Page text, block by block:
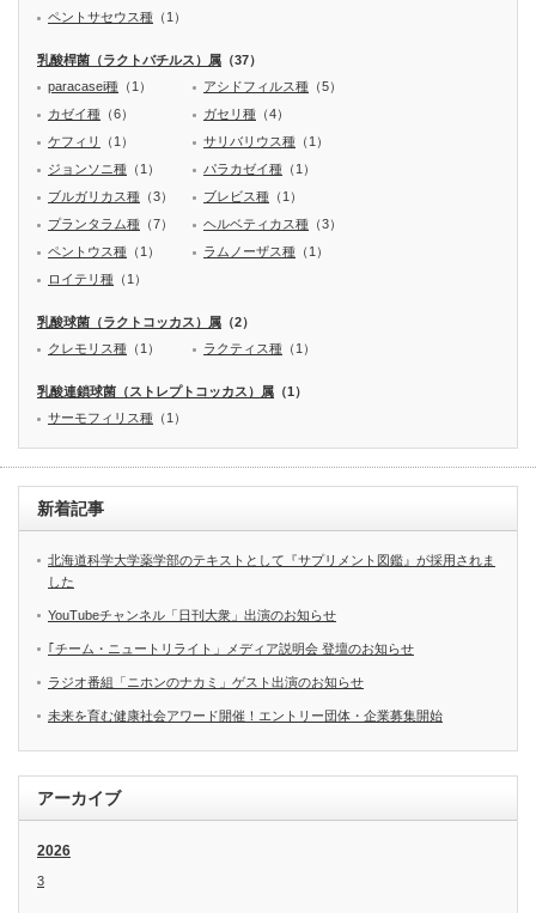
ペントサセウス種 （1）
乳酸桿菌（ラクトバチルス）属 （37）
paracasei種 （1） アシドフィルス種 （5）
カゼイ種 （6） ガセリ種 （4）
ケフィリ
（1） サリバリウス種 （1）
ジョンソニ種 （1） パラカゼイ種 （1）
ブルガリカス種 （3） ブレビス種 （1）
プランタラム種 （7） ヘルベティカス種 （3）
ペントウス種 （1） ラムノーザス種 （1）
ロイテリ種 （1）
乳酸球菌（ラクトコッカス）属 （2）
クレモリス種 （1） ラクティス種 （1）
乳酸連鎖球菌（ストレプトコッカス）属 （1）
サーモフィリス種 （1）
新着記事
北海道科学大学薬学部のテキストとして『サプリメント図鑑』が採用されま
した
YouTubeチャンネル「日刊大衆」出演のお知らせ
｢チーム・ニュートリライト」メディア説明会 登壇のお知らせ
ラジオ番組「ニホンのナカミ」ゲスト出演のお知らせ
未来を育む健康社会アワード開催！エントリー団体・企業募集開始
アーカイブ
2026
3